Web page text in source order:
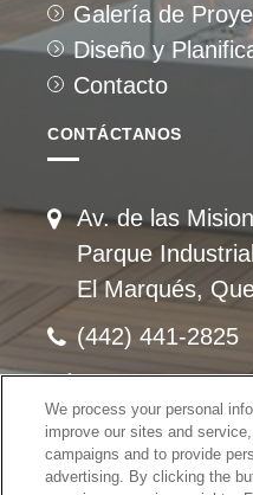
Galería de
Diseño y
Contacto
CONTÁCTANOS
Av. de las
Parque
El Marqués,
(442) 441-2825
We process your personal
improve our sites and
campaigns and to provide
advertising. By clicking the